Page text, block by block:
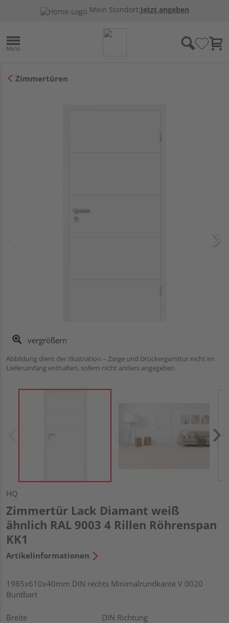
Mein Standort:Jetzt angeben
Zimmertüren
vergrößern
Abbildung dient der Illustration – Zarge und Drückergarnitur nicht im
Lieferumfang enthalten, sofern nicht anders angegeben.
HQ
Zimmertür Lack Diamant weiß
ähnlich RAL 9003 4 Rillen Röhrenspan
KK1
Artikelinformationen
1985x610x40mm DIN rechts Minimalrundkante V 0020
Buntbart
Breite DIN Richtung